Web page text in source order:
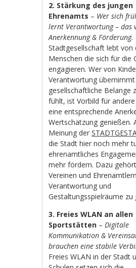
2. Stärkung des jungen
Ehrenamts – Wer sich
lernt Verantwortung – das
Anerkennung & Förderung.
Stadtgesellschaft lebt von
Menschen die sich für die
engagieren. Wer von
Verantwortung
gesellschaftliche Belange
fühlt, ist Vorbild für
eine entsprechende
Wertschätzung genießen.
Meinung der
die Stadt hier noch mehr
ehrenamtliches
mehr fördern. Dazu
Vereinen und
Verantwortung und
Gestaltungsspielräume zu
3. Freies WLAN an allen
Sportstätten –Digitale
Kommunikation &
brauchen eine stabile
Freies WLAN in der Stadt